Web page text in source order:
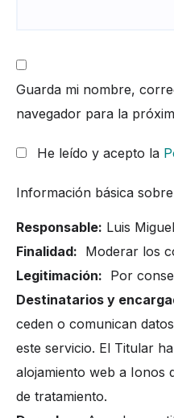
Guarda mi nombre,
navegador para la
He leído y acepto la
Información básica
Responsable: Luis
Finalidad: Moderar los
Legitimación: Por
Destinatarios y
ceden o comunican
este servicio. El Titular
alojamiento web a Ionos
de tratamiento.